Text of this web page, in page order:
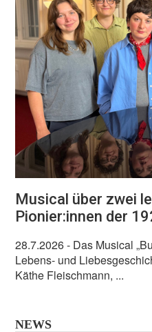
Musical über zwei
Pionier:innen der
28.7.2026- Das Musical
Lebens- und
Käthe Fleischmann, ...
NEWS